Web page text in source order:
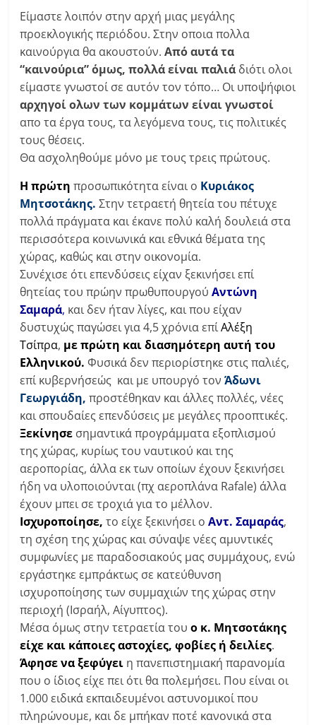
Είμαστε λοιπόν στην αρχή μιας μεγάλης
προεκλογικής περιόδου. Στην οποια πολλα
καινούργια θα ακουστούν.Από αυτά τα
“καινούρια” όμως, πολλά είναι παλιά διότι ολοι
είμαστε γνωστοί σε αυτόν τον τόπο… Οι υποψήφιοι
αρχηγοί ολων των κομμάτων είναι γνωστοί
απο τα έργα τους, τα λεγόμενα τους, τις πολιτικές
τους θέσεις.
Θα ασχοληθούμε μόνο με τους τρεις πρώτους.
Η πρώτη προσωπικότητα είναι ο Κυριάκος
Μητσοτάκης. Στην τετραετή θητεία του πέτυχε
πολλά πράγματα και έκανε πολύ καλή δουλειά στα
περισσότερα κοινωνικά και εθνικά θέματα της
χώρας, καθώς και στην οικονομία.
Συνέχισε ότι επενδύσεις είχαν ξεκινήσει επί
θητείας του πρώην πρωθυπουργούΑντώνη
Σαμαρά, και δεν ήταν λίγες, και που είχαν
δυστυχώς παγώσει για 4,5 χρόνια επίΑλέξη
Τσίπρα, με πρώτη και διασημότερη αυτή του
Ελληνικού. Φυσικά δεν περιορίστηκε στις παλιές,
επί κυβερνήσεώς και με υπουργό τονΆδωνι
Γεωργιάδη, προστέθηκαν και άλλες πολλές, νέες
και σπουδαίες επενδύσεις με μεγάλες προοπτικές.
Ξεκίνησε σημαντικά προγράμματα εξοπλισμού
της χώρας, κυρίως του ναυτικού και της
αεροπορίας, άλλα εκ των οποίων έχουν ξεκινήσει
ήδη να υλοποιούνται (πχ αεροπλάνα Rafale) άλλα
έχουν μπει σε τροχιά για το μέλλον.
Ισχυροποίησε, το είχε ξεκινήσει οΑντ. Σαμαράς,
τη σχέση της χώρας και σύναψε νέες αμυντικές
συμφωνίες με παραδοσιακούς μας συμμάχους, ενώ
εργάστηκε εμπράκτως σε κατεύθυνση
ισχυροποίησης των συμμαχιών της χώρας στην
περιοχή (Ισραήλ, Αίγυπτος).
Μέσα όμως στην τετραετία τουο κ. Μητσοτάκης
είχε και κάποιες αστοχίες, φοβίες ή δειλίες.
Άφησε να ξεφύγει η πανεπιστημιακή παρανομία
που ο ίδιος είχε πει ότι θα πολεμήσει. Που είναι οι
1.000 ειδικά εκπαιδευμένοι αστυνομικοί που
πληρώνουμε, και δε μπήκαν ποτέ κανονικά στα